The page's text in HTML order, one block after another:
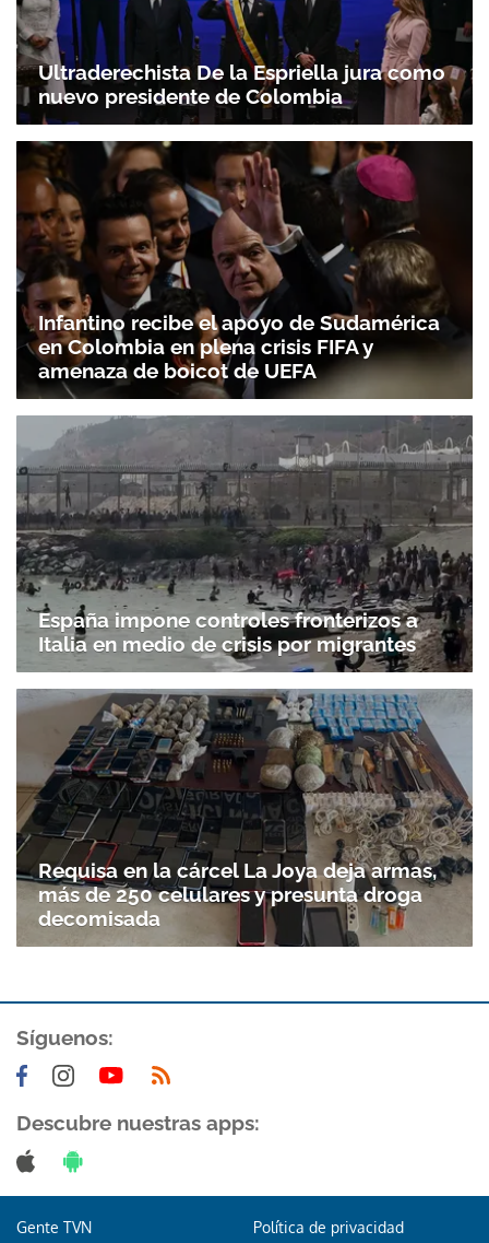
Ultraderechista De la Espriella jura como
nuevo presidente de Colombia
Infantino recibe el apoyo de Sudamérica
en Colombia en plena crisis FIFA y
amenaza de boicot de UEFA
España impone controles fronterizos a
Italia en medio de crisis por migrantes
Requisa en la cárcel La Joya deja armas,
más de 250 celulares y presunta droga
decomisada
Síguenos:
Descubre nuestras apps:
Gente TVN Política de privacidad